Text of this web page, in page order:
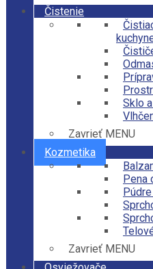
Čistenie
Sklo
Zavrieť MENU
Kozmetika
Pena
Zavrieť MENU